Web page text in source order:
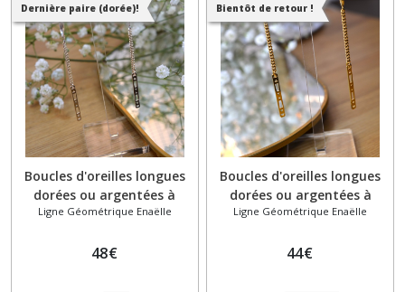
Dernière paire (dorée)!
Boucles d'oreilles longues
dorées ou argentées à
motif géométrique modèle
Ligne Géométrique Enaëlle
48€
Bientôt de retour !
Boucles d'oreilles longues
dorées ou argentées à
motif géométrique modèle
Ligne Géométrique Enaëlle
44€